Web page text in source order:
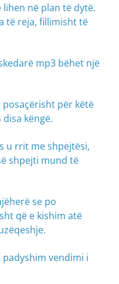
lihen në plan të dytë.
të reja, fillimisht të
mp3 bëhet një
për këtë
këngë.
u rrit me shpejtësi,
shpejti mund të
se po
që e kishim atë
vendimi i